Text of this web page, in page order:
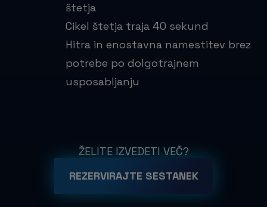
tetja
Cikel štetja traja 40 sekund
Hitra in enostavna namestitev brez
potrebe po dolgotrajnem
usposabljanju
ŽELITE IZVEDETI VEČ?
REZERVIRAJTE SESTANEK